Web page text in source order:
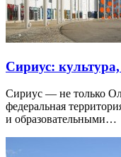
Сириус:
Сириус — не только
федеральная
и образовательными…